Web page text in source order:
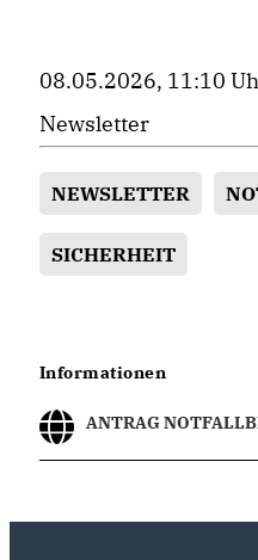
08.05.2026, 11:10
Newsletter
NEWSLETTER
SICHERHEIT
Informationen
ANTRAG